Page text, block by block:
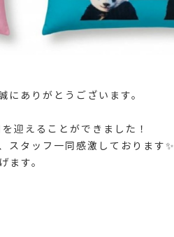
ありがとうございます。
迎えることができました！
スタッフ一同感激しております✨
ます。